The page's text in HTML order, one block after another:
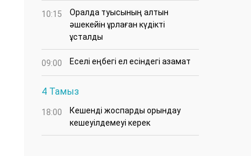
10:15
Оралда туысының алтын
әшекейін ұрлаған күдікті
ұсталды
09:00 Еселі еңбегі ел есіндегі азамат
4 Тамыз
18:00
Кешенді жоспарды орындау
кешеуілдемеуі керек